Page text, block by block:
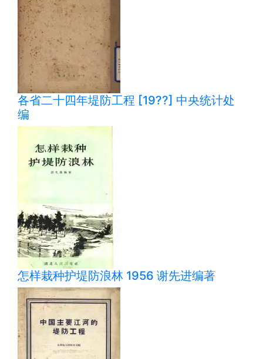
各省二十四年堤防工程 [19??] 中央统计处
编
怎样栽种护堤防浪林 1956 谢先进编著